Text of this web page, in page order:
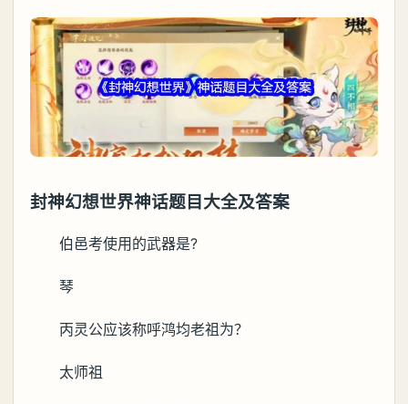
封神幻想世界神话题目大全及答案
伯邑考使用的武器是?
琴
丙灵公应该称呼鸿均老祖为？
太师祖